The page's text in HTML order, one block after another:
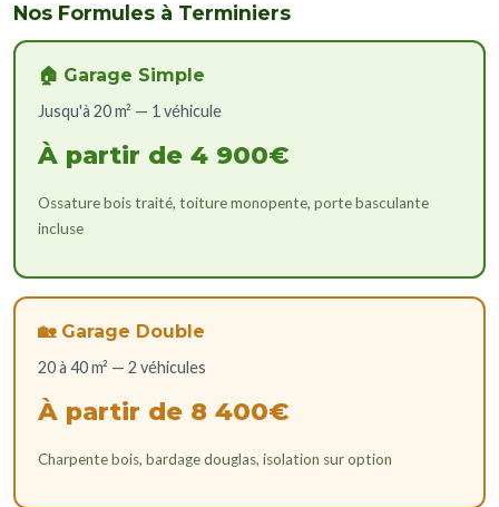
Nos Formules à Terminiers
🏠 Garage Simple
Jusqu'à 20 m² — 1 véhicule
À partir de 4 900€
Ossature bois traité, toiture monopente, porte basculante
incluse
🏡 Garage Double
20 à 40 m² — 2 véhicules
À partir de 8 400€
Charpente bois, bardage douglas, isolation sur option